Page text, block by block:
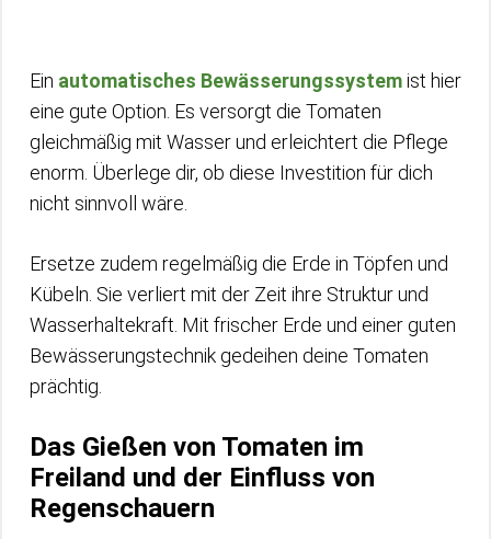
Ein automatisches Bewässerungssystemist hier
eine gute Option. Es versorgt die Tomaten
gleichmäßig mit Wasser und erleichtert die Pflege
enorm. Überlege dir, ob diese Investition für dich
nicht sinnvoll wäre.
Ersetze zudem regelmäßig die Erde in Töpfen und
Kübeln. Sie verliert mit der Zeit ihre Struktur und
Wasserhaltekraft. Mit frischer Erde und einer guten
Bewässerungstechnik gedeihen deine Tomaten
prächtig.
Das Gießen von Tomaten im
Freiland und der Einfluss von
Regenschauern